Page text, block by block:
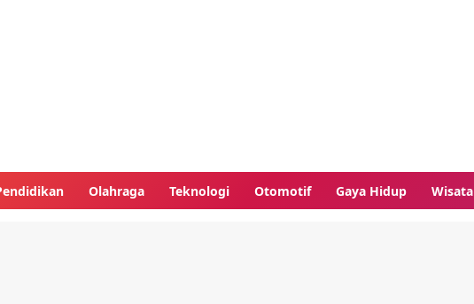
Olahraga Teknologi Otomotif Gaya Hidup Wisata